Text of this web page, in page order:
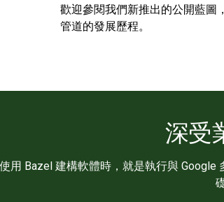
歡迎參閱我們新推出的公開藍圖
管道的發展歷程。
深受
用 Bazel 建構軟體時，就是執行與